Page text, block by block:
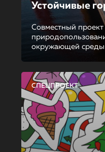
Устойчивые
Совместный
окружающей
СПЕЦПРОЕКТ